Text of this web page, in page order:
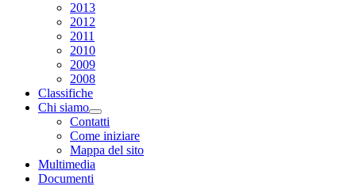
2013
2012
2011
2010
2009
2008
Classifiche
Chi siamo
Contatti
Come iniziare
Mappa del sito
Multimedia
Documenti